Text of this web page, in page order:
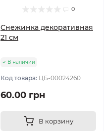
0
Снежинка декоративная
21 см
В наличии
Код товара: ЦБ-00024260
60.00 грн
В корзину